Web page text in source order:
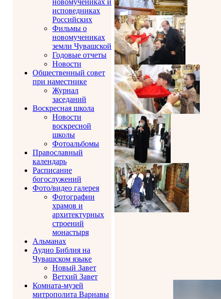
новомучениках и
исповедниках
Российских
Фильмы о
новомучениках
земли Чувашской
Годовые отчеты
Новости
Общественный совет
при наместнике
Журнал
заседаний
Воскресная школа
Новости
воскресной
школы
Фотоальбомы
Православный
календарь
Расписание
богослужений
Фото/видео галерея
Фотографии
храмов и
архитектурных
строений
монастыря
Альманах
Аудио Библия на
Чувашском языке
Новый Завет
Ветхий Завет
Комната-музей
митрополита Варнавы